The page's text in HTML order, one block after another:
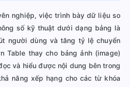
nghiệp, việc trình bày dữ liệu so
số kỹ thuật dưới dạng bảng là
người dùng và tăng tỷ lệ chuyển
Table thay cho bảng ảnh (image)
và hiểu được nội dung bên trong
năng xếp hạng cho các từ khóa